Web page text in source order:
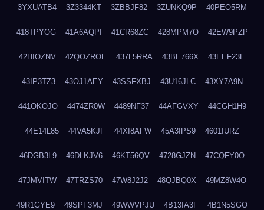
3YXUATB4 3Z3344KT 3ZBBJF82 3ZUNKQ9P 40PEO5RM
418TPYOG 41A6AQPI 41CR68ZC 428MPM7O 42EW9PZP
42HIOZNV 42QOZROE 437L5RRA 43BE766X 43EEF23E
43IP3TZ3 43OJ1AEY 43SSFXBJ 43U16JLC 43XY7A9N
441OKOJO 4474ZR0W 4489NF37 44AFGVXY 44CGH1H9
44E14L85 44VA5KJF 44XI8AFW 45A3IPS9 4601IURZ
46DGB3L9 46DLKJV6 46KT56QV 4728GJZN 47CQFY0O
47JMVITW 47TRZS70 47W8J2J2 48QJBQ0X 49MZ8W4O
49R1GYE9 49SPF3MJ 49WWVPJU 4B13IA3F 4B1N5SGO